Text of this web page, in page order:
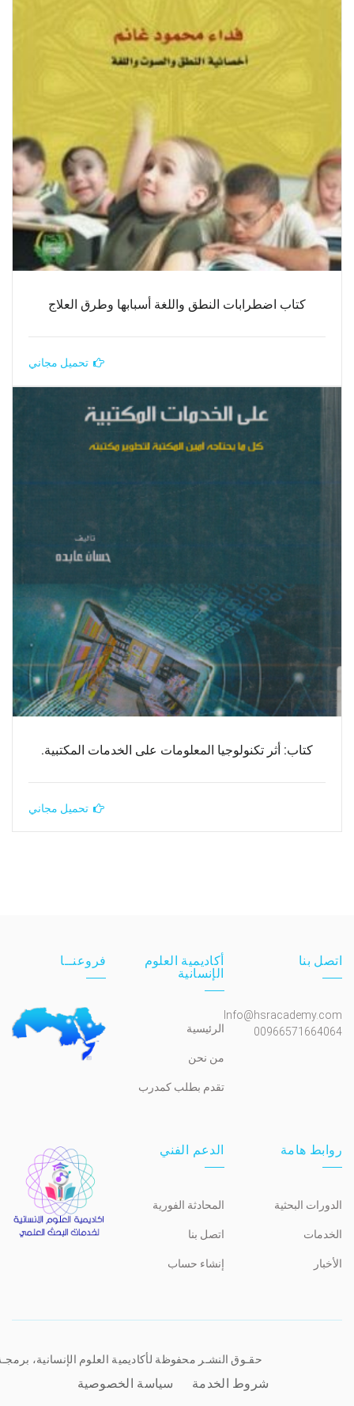
كتاب اضطرابات النطق واللغة أسبابها وطرق العلاج
تحميل مجاني
كتاب: أثر تكنولوجيا المعلومات على الخدمات المكتبية.
تحميل مجاني
اتصل بنا
Info@hsracademy.com
00966571664064
أكاديمية العلوم
الإنسانية
الرئيسية
من نحن
تقدم بطلب كمدرب
فروعنــا
روابط هامة
الدورات البحثية
الخدمات
الأخبار
الدعم الفني
المحادثة الفورية
اتصل بنا
إنشاء حساب
حقـوق النشـر محفوظة لأكاديمية العلوم الإنسانية،
شروط الخدمة سياسة الخصوصية